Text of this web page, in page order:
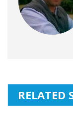
RELATED